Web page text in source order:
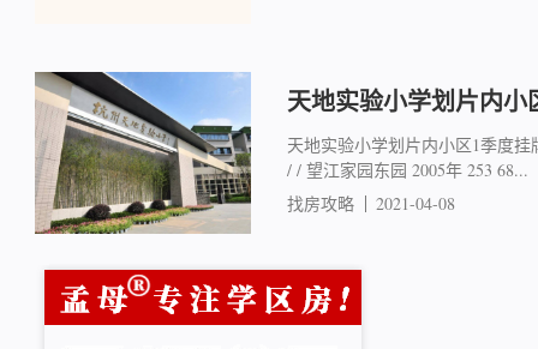
天地实验小学划片内小
天地实验小学划片内小区1季度
/ / 望江家园东园 2005年 253 68...
找房攻略
2021-04-08